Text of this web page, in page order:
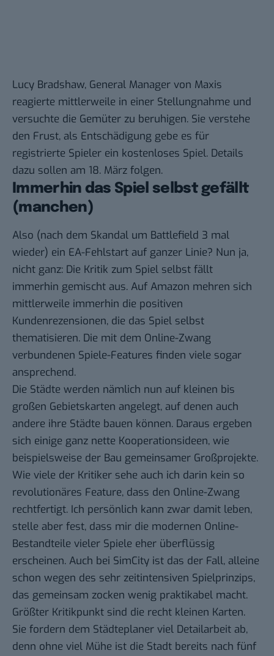
Lucy Bradshaw, General Manager von Maxis
reagierte mittlerweile in einer Stellungnahme und
versuchte die Gemüter zu beruhigen. Sie verstehe
den Frust, als Entschädigung gebe es für
registrierte Spieler ein kostenloses Spiel. Details
dazu sollen am 18. März folgen.
Immerhin das Spiel selbst gefällt
(manchen)
Also (nach dem Skandal um Battlefield 3 mal
wieder) ein EA-Fehlstart auf ganzer Linie? Nun ja,
nicht ganz: Die Kritik zum Spiel selbst fällt
immerhin gemischt aus. Auf Amazon mehren sich
mittlerweile immerhin die positiven
Kundenrezensionen, die das Spiel selbst
thematisieren. Die mit dem Online-Zwang
verbundenen Spiele-Features finden viele sogar
ansprechend.
Die Städte werden nämlich nun auf kleinen bis
großen Gebietskarten angelegt, auf denen auch
andere ihre Städte bauen können. Daraus ergeben
sich einige ganz nette Kooperationsideen, wie
beispielsweise der Bau gemeinsamer Großprojekte.
Wie viele der Kritiker sehe auch ich darin kein so
revolutionäres Feature, dass den Online-Zwang
rechtfertigt. Ich persönlich kann zwar damit leben,
stelle aber fest, dass mir die modernen Online-
Bestandteile vieler Spiele eher überflüssig
erscheinen. Auch bei SimCity ist das der Fall, alleine
schon wegen des sehr zeitintensiven Spielprinzips,
das gemeinsam zocken wenig praktikabel macht.
Größter Kritikpunkt sind die recht kleinen Karten.
Sie fordern dem Städteplaner viel Detailarbeit ab,
denn ohne viel Mühe ist die Stadt bereits nach fünf